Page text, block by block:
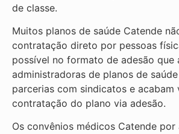
de classe.
Muitos planos de saúde Catende
contratação direto por pessoas
possível no formato de adesão que
administradoras de planos de
parcerias com sindicatos e acabam
contratação do plano via adesão.
Os convênios médicos Catende por